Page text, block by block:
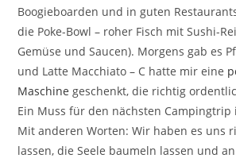
Boogieboarden und in guten
die Poke-Bowl – roher Fisch mit Sushi-
Gemüse und Saucen). Morgens gab es
und Latte Macchiato – C hatte mir eine
Maschine geschenkt, die richtig
Ein Muss für den nächsten Campingtrip
Mit anderen Worten: Wir haben es uns
lassen, die Seele baumeln lassen und